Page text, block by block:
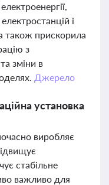
і
також прискорила
з
зміни в
Джерело
установка
виробляє
стабільне
важливо для